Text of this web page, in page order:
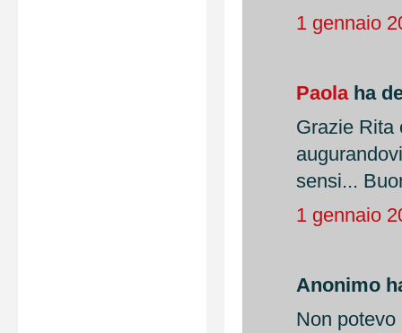
1 gennaio
Paolaha
Grazie Rita
sensi...
1 gennaio
Anonimo
Non potevo